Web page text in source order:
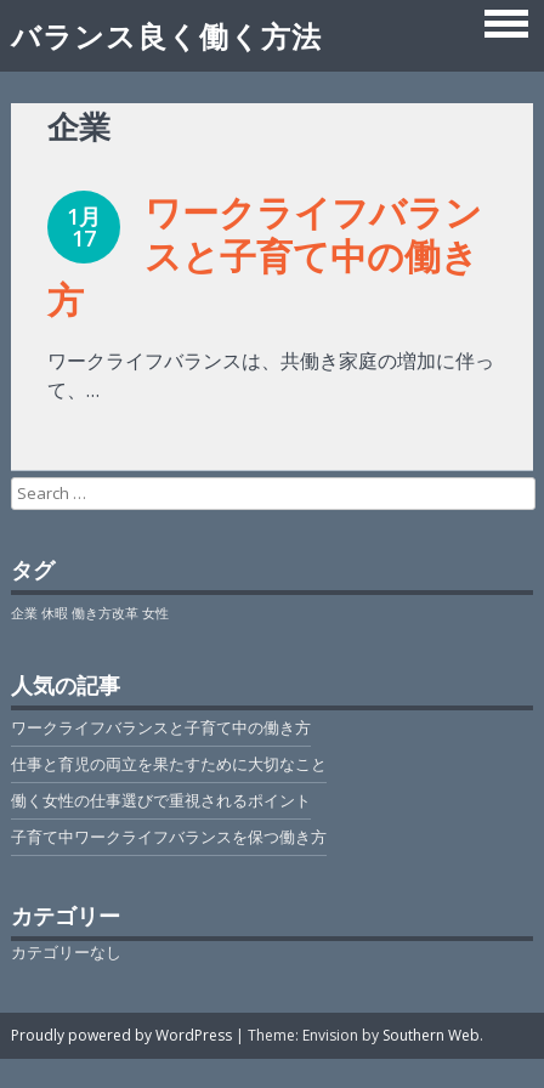
バランス良く働く方法
企業
1月
17
ワークライフバラン
スと子育て中の働き
方
ワークライフバランスは、共働き家庭の増加に伴っ
て、…
Search
for:
タグ
企業 休暇 働き方改革 女性
人気の記事
ワークライフバランスと子育て中の働き方
仕事と育児の両立を果たすために大切なこと
働く女性の仕事選びで重視されるポイント
子育て中ワークライフバランスを保つ働き方
カテゴリー
カテゴリーなし
Proudly powered by WordPress | Theme: Envision by Southern Web.